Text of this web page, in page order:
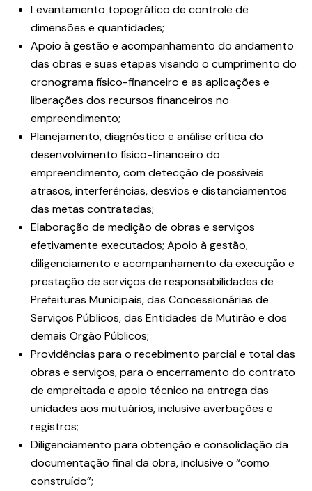
Levantamento topográfico de controle de
dimensões e quantidades;
Apoio à gestão e acompanhamento do andamento
das obras e suas etapas visando o cumprimento do
cronograma físico-financeiro e as aplicações e
liberações dos recursos financeiros no
empreendimento;
Planejamento, diagnóstico e análise crítica do
desenvolvimento físico-financeiro do
empreendimento, com detecção de possíveis
atrasos, interferências, desvios e distanciamentos
das metas contratadas;
Elaboração de medição de obras e serviços
efetivamente executados; Apoio à gestão,
diligenciamento e acompanhamento da execução e
prestação de serviços de responsabilidades de
Prefeituras Municipais, das Concessionárias de
Serviços Públicos, das Entidades de Mutirão e dos
demais Orgão Públicos;
Providências para o recebimento parcial e total das
obras e serviços, para o encerramento do contrato
de empreitada e apoio técnico na entrega das
unidades aos mutuários, inclusive averbações e
registros;
Diligenciamento para obtenção e consolidação da
documentação final da obra, inclusive o “como
construído”;